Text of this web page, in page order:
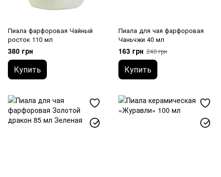
Пиала фарфоровая Чайный
росток 110 мл
380 грн
Купить
Пиала для чая фарфоровая
Чаньчжи 40 мл
163 грн 240 грн
Купить